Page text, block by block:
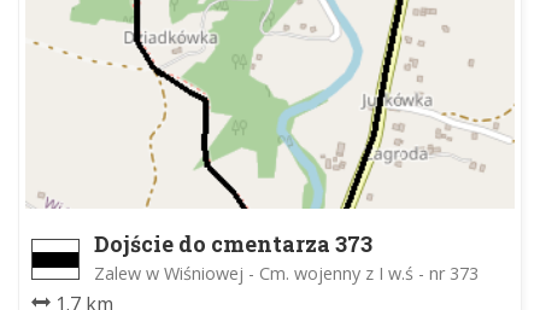
Dojście do cmentarza 373
Zalew w Wiśniowej - Cm. wojenny z I w.ś - nr 373
1.7 km